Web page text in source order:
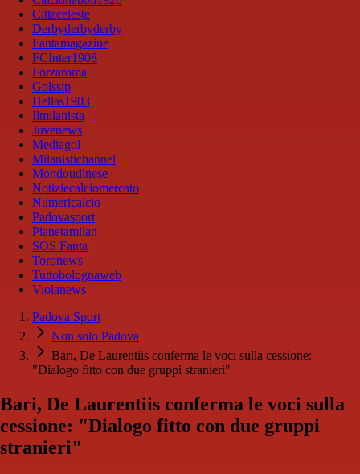
Cittaceleste
Derbyderbyderby
Fantamagazine
FCInter1908
Forzaroma
Golssip
Hellas1903
Ilmilanista
Juvenews
Mediagol
Milanistichannel
Mondoudinese
Notiziecalciomercato
Numericalcio
Padovasport
Pianetamilan
SOS Fanta
Toronews
Tuttobolognaweb
Violanews
Padova Sport
Non solo Padova
Bari, De Laurentiis conferma le voci sulla cessione:
"Dialogo fitto con due gruppi stranieri"
Bari, De Laurentiis conferma le voci sulla
cessione: "Dialogo fitto con due gruppi
stranieri"